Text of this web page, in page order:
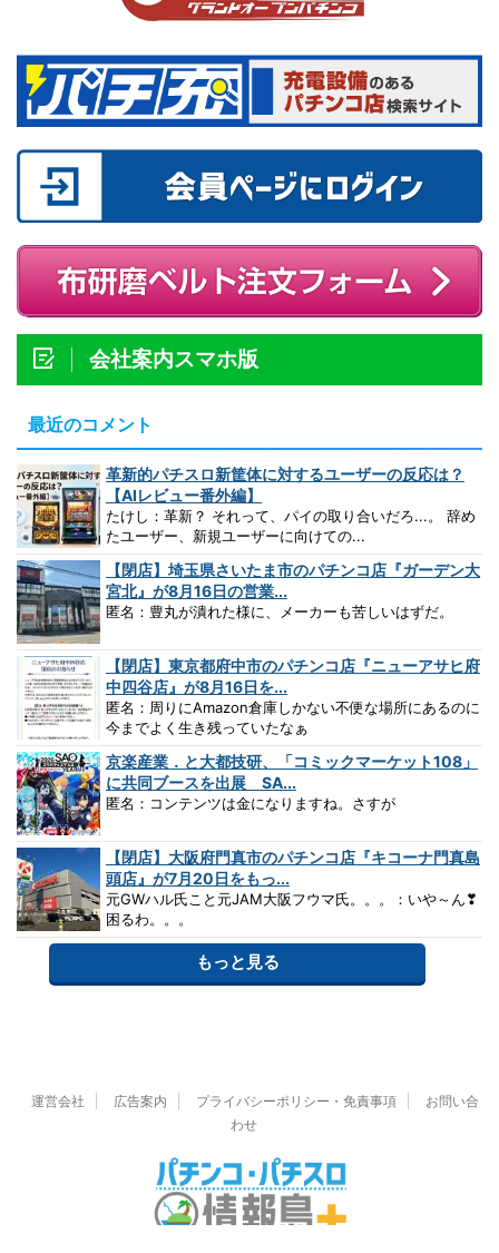
会社案内スマホ版
最近のコメント
革新的パチスロ新筐体に対するユーザーの反応は？
【AIレビュー番外編】
たけし：革新？ それって、パイの取り合いだろ...。 辞め
たユーザー、新規ユーザーに向けての...
【閉店】埼玉県さいたま市のパチンコ店『ガーデン大
宮北』が8月16日の営業...
匿名：豊丸が潰れた様に、メーカーも苦しいはずだ。
【閉店】東京都府中市のパチンコ店『ニューアサヒ府
中四谷店』が8月16日を...
匿名：周りにAmazon倉庫しかない不便な場所にあるのに
今までよく生き残っていたなぁ
京楽産業．と大都技研、「コミックマーケット108」
に共同ブースを出展 SA...
匿名：コンテンツは金になりますね。さすが
【閉店】大阪府門真市のパチンコ店『キコーナ門真島
頭店』が7月20日をもっ...
元GWハル氏こと元JAM大阪フウマ氏。。。：いや～ん❣
困るわ。。。
もっと見る
運営会社 広告案内 プライバシーポリシー・免責事項
お問い合
わせ